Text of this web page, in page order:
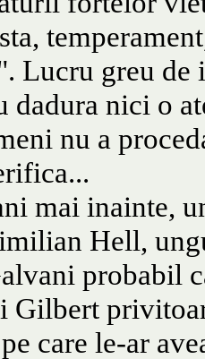
Lucru greu de
nici o
nu a
mai inainte,
Hell,
probabil
Gilbert
care le-ar